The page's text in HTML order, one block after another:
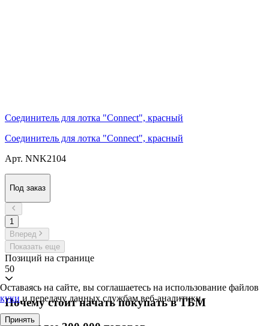
Соединитель для лотка "Connect", красный
Соединитель для лотка "Connect", красный
Арт. NNK2104
Под заказ
1
Вперед
Показать еще
Позиций на странице
50
Почему стоит начать покупать в ТБМ
Оставаясь на сайте, вы соглашаетесь на использование файлов
куки и передачу данных службам веб-аналитики
Принять